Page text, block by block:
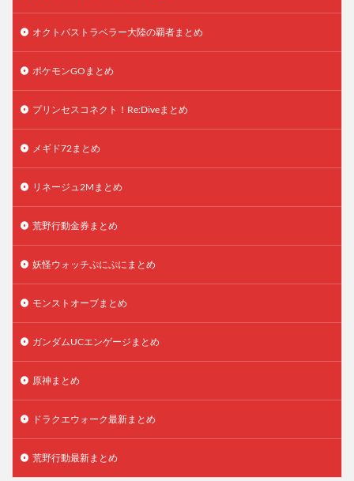
オクトパストラベラー大陸の覇者まとめ
ポケモンGOまとめ
プリンセスコネクト！Re:Diveまとめ
メギド72まとめ
リネージュ2Mまとめ
荒野行動金券まとめ
妖怪ウォッチぷにぷにまとめ
モンストオーブまとめ
ガンダムUCエンゲージまとめ
原神まとめ
ドラクエウォーク最新まとめ
荒野行動最新まとめ